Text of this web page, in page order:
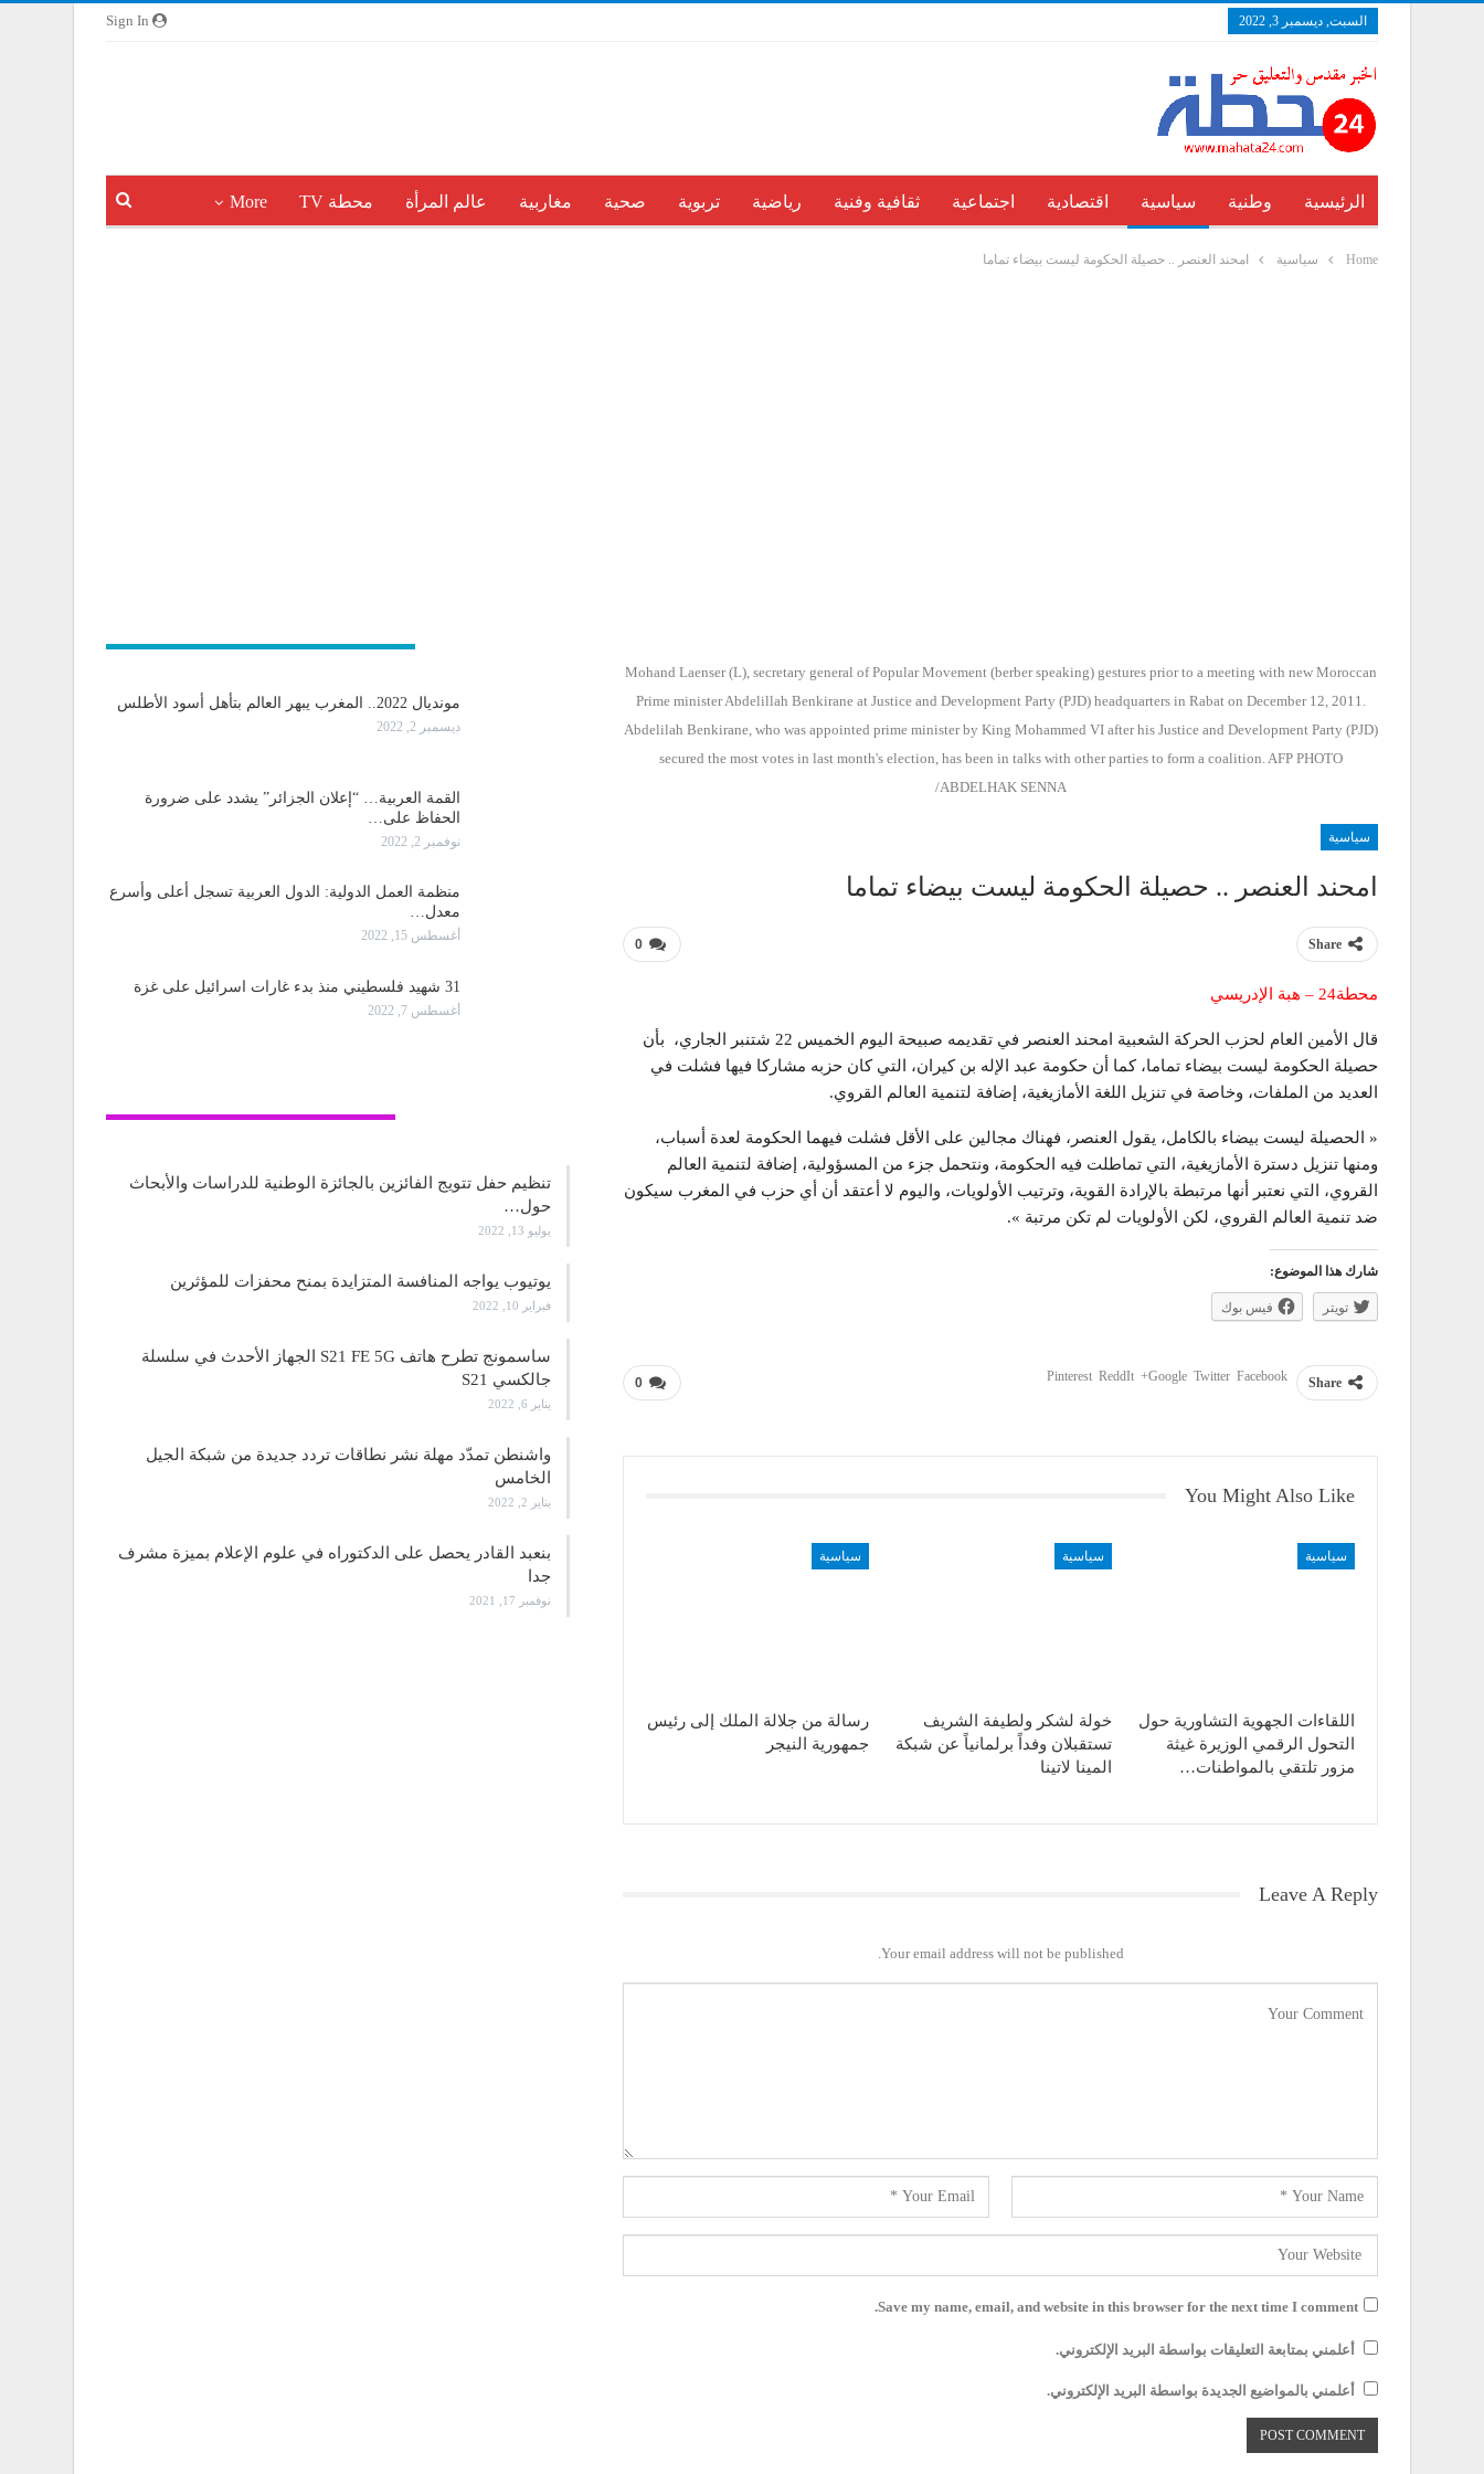
السبت, ديسمبر 3, 2022
الرئيسية وطنية سياسية اقتصادية اجتماعية ثقافية وفنية رياضية تربوية صحية مغاربية عالم المرأة محطة TV More
Home سياسية امحند العنصر .. حصيلة الحكومة ليست بيضاء تماما
Mohand Laenser (L), secretary general of Popular Movement (berber speaking) gestures prior to a meeting with new Moroccan
Prime minister Abdelillah Benkirane at Justice and Development Party (PJD) headquarters in Rabat on December 12, 2011.
Abdelilah Benkirane, who was appointed prime minister by King Mohammed VI after his Justice and Development Party (PJD)
secured the most votes in last month's election, has been in talks with other parties to form a coalition. AFP PHOTO
/ABDELHAK SENNA
سياسية
امحند العنصر .. حصيلة الحكومة ليست بيضاء تماما
0 Share
محطة24 – هبة الإدريسي
قال الأمين العام لحزب الحركة الشعبية امحند العنصر في تقديمه صبيحة اليوم الخميس 22 شتنبر الجاري، بأن
حصيلة الحكومة ليست بيضاء تماما، كما أن حكومة عبد الإله بن كيران، التي كان حزبه مشاركا فيها فشلت في
العديد من الملفات، وخاصة في تنزيل اللغة الأمازيغية، إضافة لتنمية العالم القروي.
« الحصيلة ليست بيضاء بالكامل، يقول العنصر، فهناك مجالين على الأقل فشلت فيهما الحكومة لعدة أسباب،
ومنها تنزيل دسترة الأمازيغية، التي تماطلت فيه الحكومة، ونتحمل جزء من المسؤولية، إضافة لتنمية العالم
القروي، التي نعتبر أنها مرتبطة بالإرادة القوية، وترتيب الأولويات، واليوم لا أعتقد أن أي حزب في المغرب سيكون
ضد تنمية العالم القروي، لكن الأولويات لم تكن مرتبة ».
شارك هذا الموضوع:
تويتر فيس بوك
0 Share
Facebook
Twitter
Google+
ReddIt
Pinterest
You Might Also Like
سياسية
اللقاءات الجهوية التشاورية حول
التحول الرقمي الوزيرة غيثة
مزور تلتقي بالمواطنات…
سياسية
خولة لشكر ولطيفة الشريف
تستقبلان وفداً برلمانياً عن شبكة
المينا لاتينا
سياسية
رسالة من جلالة الملك إلى رئيس
جمهورية النيجر
Leave A Reply
Your email address will not be published.
Save my name, email, and website in this browser for the next time I comment.
أعلمني بمتابعة التعليقات بواسطة البريد الإلكتروني.
أعلمني بالمواضيع الجديدة بواسطة البريد الإلكتروني.
مونديال 2022.. المغرب يبهر العالم بتأهل أسود الأطلس
ديسمبر 2, 2022
القمة العربية… “إعلان الجزائر” يشدد على ضرورة
الحفاظ على…
نوفمبر 2, 2022
منظمة العمل الدولية: الدول العربية تسجل أعلى وأسرع
معدل…
أغسطس 15, 2022
31 شهيد فلسطيني منذ بدء غارات اسرائيل على غزة
أغسطس 7, 2022
تنظيم حفل تتويج الفائزين بالجائزة الوطنية للدراسات والأبحاث
حول…
يوليو 13, 2022
يوتيوب يواجه المنافسة المتزايدة بمنح محفزات للمؤثرين
فبراير 10, 2022
ساسمونج تطرح هاتف S21 FE 5G الجهاز الأحدث في سلسلة
جالكسي S21
يناير 6, 2022
واشنطن تمدّد مهلة نشر نطاقات تردد جديدة من شبكة الجيل
الخامس
يناير 2, 2022
بنعبد القادر يحصل على الدكتوراه في علوم الإعلام بميزة مشرف
جدا
نوفمبر 17, 2021